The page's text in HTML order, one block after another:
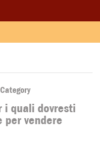
i quali dovresti
per vendere